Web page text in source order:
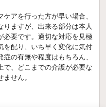
アを行った方が早い場合、
ますが、出来る部分は本人
必要です。適切な対応を見極
を配り、いち早く変化に気付
の有無や程度はもちろん、
で、どこまでの介護が必要な
せん。